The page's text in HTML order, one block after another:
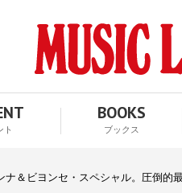
ト
BOOKS
ブックス
＆ビヨンセ・スペシャル。圧倒的